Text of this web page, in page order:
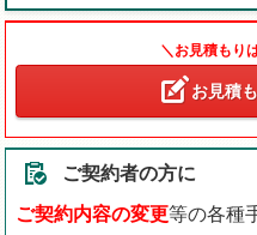
＼お見積もり
お見積
ご契約者の方に
ご契約内容の変更等の各種